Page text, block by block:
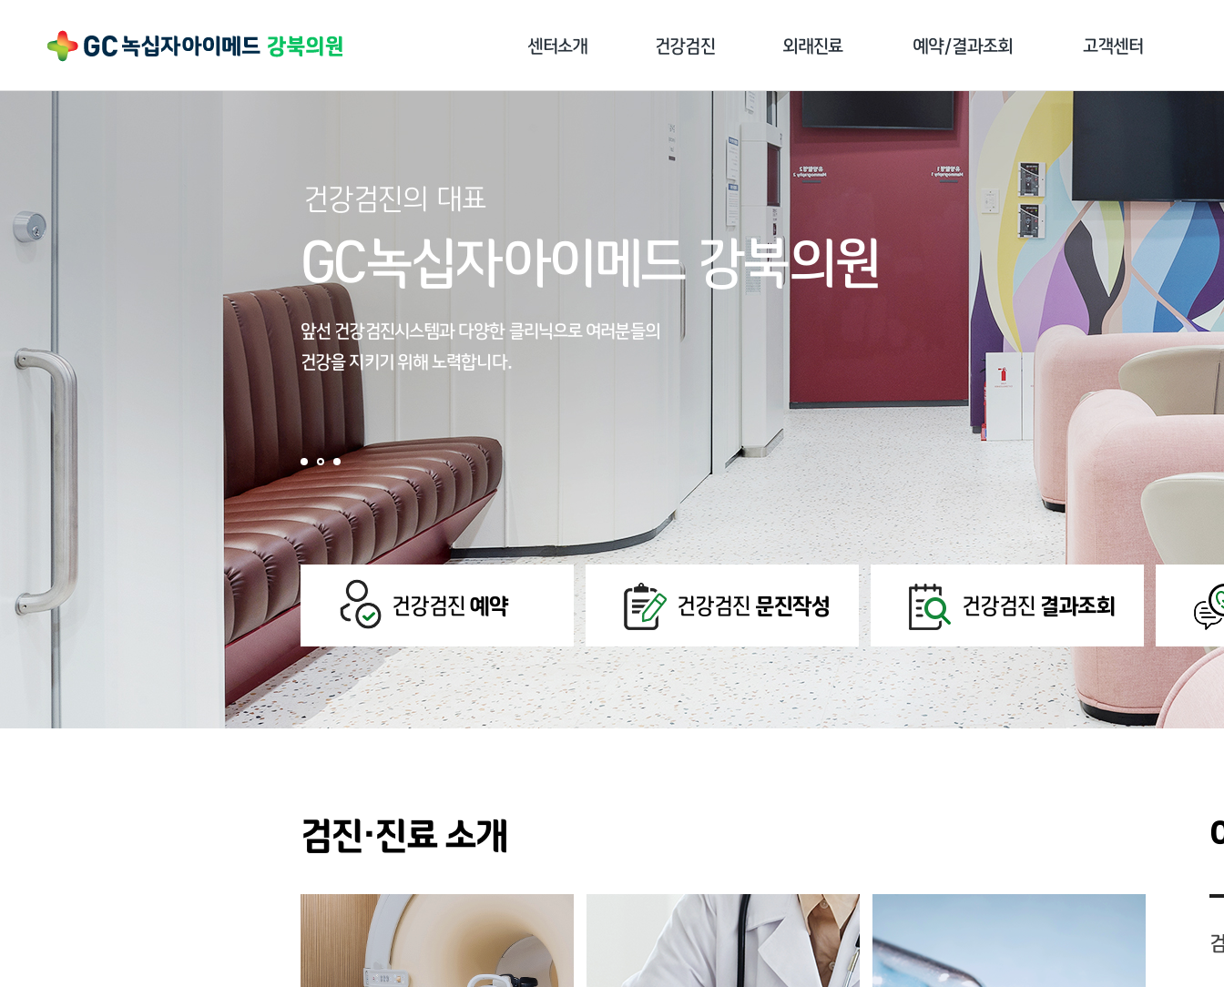
센터소개
장비 소개
오시는 길
건강검진
기업종합검진
개인종합검진
국민건강보험공단검진
채용/공무원검진
검진 전 주의사항
외래진료
외래진료 안내
클리닉 소개
예방접종 소개
예약/결과조회
검진 예약
예약 확인
결과 조회
문진 작성
고객센터
자주하는 질문
1:1문의
고객 만족도조사
증명서 발급안내
비급여 진료비안내
GC녹십자아이메드 강북의원
앞선 건강검진시스템과 다양한 클리닉으로 여러분들의
건강을 지키기 위해 노력합니다.
건강검진 예약 건강검진 문진작성 건강검진 결과조회
검진·진료 소개